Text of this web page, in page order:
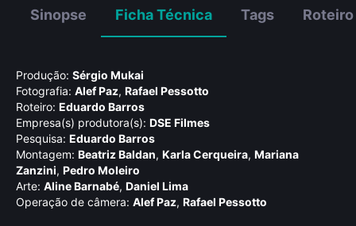
Sinopse Ficha Técnica Tags Roteiro
Produção: Sérgio Mukai
Fotografia: Alef Paz, Rafael Pessotto
Roteiro: Eduardo Barros
Empresa(s) produtora(s): DSE Filmes
Pesquisa: Eduardo Barros
Montagem: Beatriz Baldan, Karla Cerqueira, Mariana
Zanzini, Pedro Moleiro
Arte: Aline Barnabé, Daniel Lima
Operação de câmera: Alef Paz, Rafael Pessotto